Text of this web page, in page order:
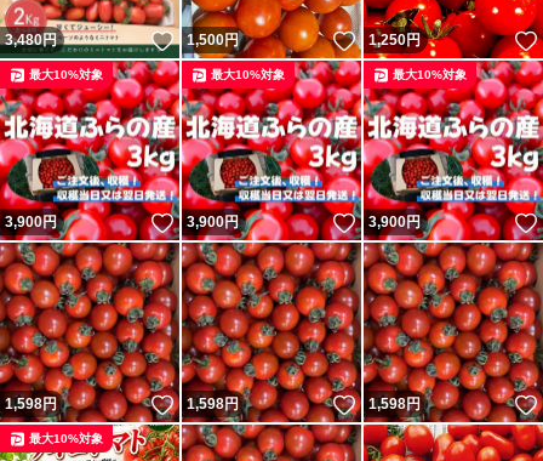
3,480円 いいね！
1,500円 いいね！
1,250円
3,900円 いいね！
最大10%対象
3,900円 いいね！
最大10%対象
3,900円
最大10%対象
1,598円 いいね！
1,598円 いいね！
1,598円
最大10%対象